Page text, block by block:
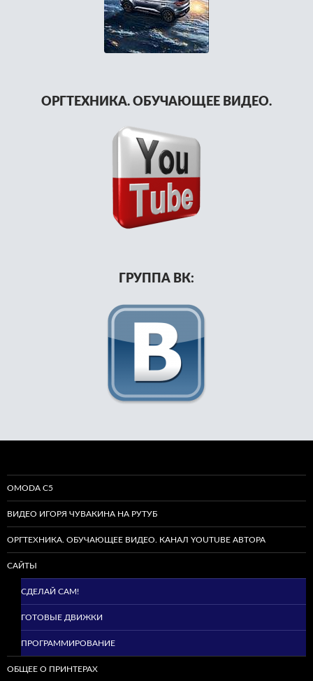
ОРГТЕХНИКА. ОБУЧАЮЩЕЕ ВИДЕО.
ГРУППА ВК:
OMODA C5
ВИДЕО ИГОРЯ ЧУВАКИНА НА РУТУБ
ОРГТЕХНИКА. ОБУЧАЮЩЕЕ ВИДЕО. КАНАЛ YOUTUBE АВТОРА
САЙТЫ
СДЕЛАЙ САМ!
ГОТОВЫЕ ДВИЖКИ
ПРОГРАММИРОВАНИЕ
ОБЩЕЕ О ПРИНТЕРАХ